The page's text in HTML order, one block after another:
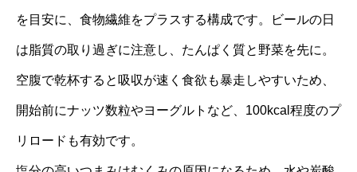
を目安に、食物繊維をプラスする構成です。ビールの日
は脂質の取り過ぎに注意し、たんぱく質と野菜を先に。
空腹で乾杯すると吸収が速く食欲も暴走しやすいため、
開始前にナッツ数粒やヨーグルトなど、100kcal程度のプ
リロードも有効です。